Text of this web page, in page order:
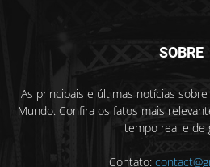
SOBRE
As principais e últimas notícias
Mundo. Confira os fatos mais
tempo real e de
Contato: